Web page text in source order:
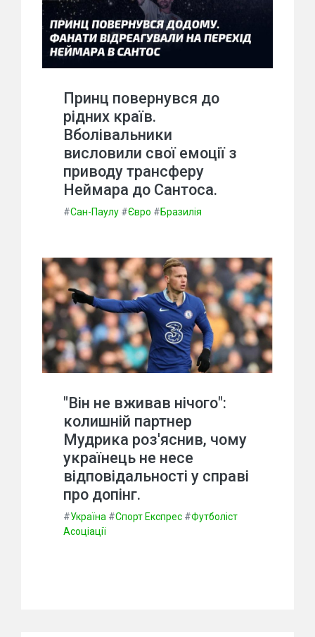
Принц повернувся до
рідних країв.
Вболівальники
висловили свої емоції з
приводу трансферу
Неймара до Сантоса.
#Сан-Паулу #Євро #Бразилія
"Він не вживав нічого":
колишній партнер
Мудрика роз'яснив, чому
українець не несе
відповідальності у справі
про допінг.
#Україна #Спорт Експрес #Футболіст
Асоціації